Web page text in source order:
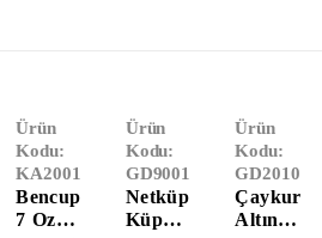
Ürün
Kodu:
KA2001
Bencup
7 Oz
Ürün
Kodu:
GD9001
Netküp
Küp
Ürün
Kodu:
GD2010
Çaykur
Altın